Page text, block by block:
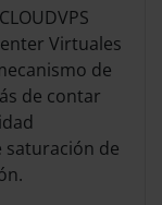
Virtuales
de
de contar
saturación de